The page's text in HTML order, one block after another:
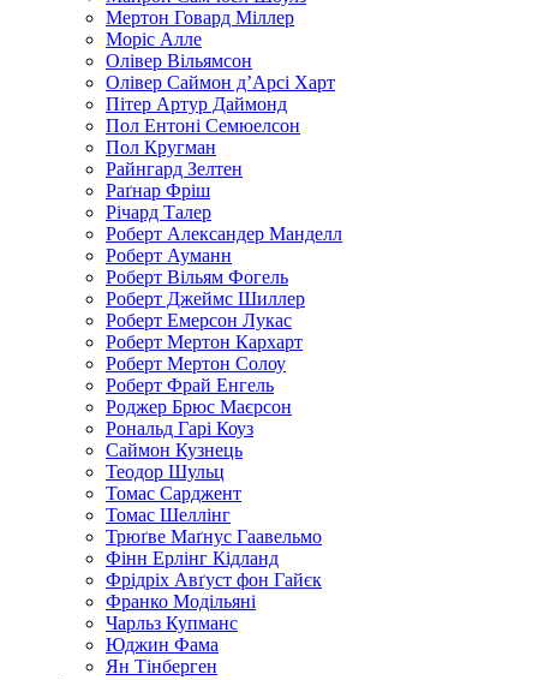
Мертон Говард Міллер
Моріс Алле
Олівер Вільямсон
Олівер Саймон д’Арсі Харт
Пітер Артур Даймонд
Пол Ентоні Семюелсон
Пол Кругман
Райнгард Зелтен
Раґнар Фріш
Річард Талер
Роберт Александер Манделл
Роберт Ауманн
Роберт Вільям Фогель
Роберт Джеймс Шиллер
Роберт Емерсон Лукас
Роберт Мертон Кархарт
Роберт Мертон Солоу
Роберт Фрай Енгель
Роджер Брюс Маєрсон
Рональд Гарі Коуз
Саймон Кузнець
Теодор Шульц
Томас Сарджент
Томас Шеллінг
Трюґве Маґнус Гаавельмо
Фінн Ерлінг Кідланд
Фрідріх Авґуст фон Гайєк
Франко Модільяні
Чарльз Купманс
Юджин Фама
Ян Тінберген